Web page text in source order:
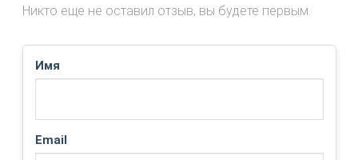
Никто еще не оставил отзыв, вы будете первым.
Имя
Email